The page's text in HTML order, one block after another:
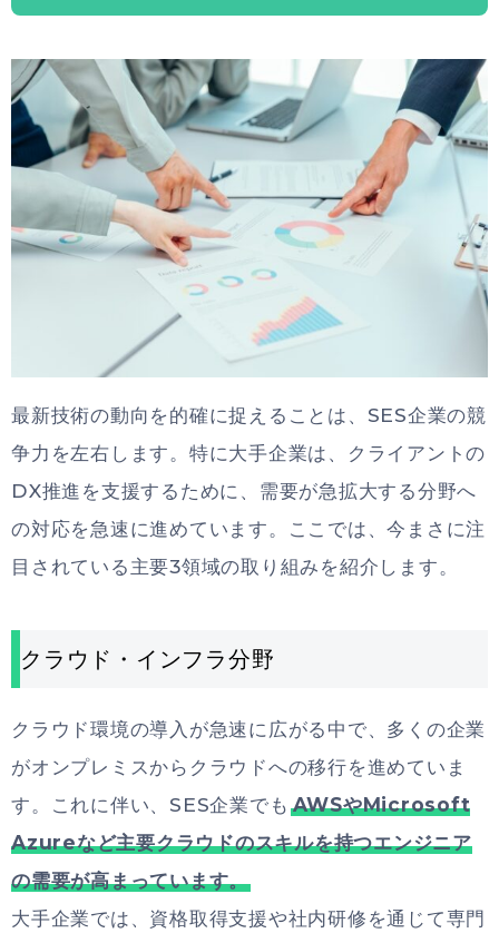
最新技術の動向を的確に捉えることは、SES企業の競
争力を左右します。特に大手企業は、クライアントの
DX推進を支援するために、需要が急拡大する分野へ
の対応を急速に進めています。ここでは、今まさに注
目されている主要3領域の取り組みを紹介します。
クラウド・インフラ分野
クラウド環境の導入が急速に広がる中で、多くの企業
がオンプレミスからクラウドへの移行を進めていま
す。これに伴い、SES企業でも AWSやMicrosoft
Azureなど主要クラウドのスキルを持つエンジニア
の需要が高まっています。
大手企業では、資格取得支援や社内研修を通じて専門